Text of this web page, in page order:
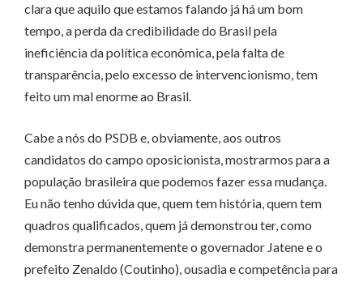
clara que aquilo que estamos falando já há um bom
tempo, a perda da credibilidade do Brasil pela
ineficiência da política econômica, pela falta de
transparência, pelo excesso de intervencionismo, tem
feito um mal enorme ao Brasil.
Cabe a nós do PSDB e, obviamente, aos outros
candidatos do campo oposicionista, mostrarmos para a
população brasileira que podemos fazer essa mudança.
Eu não tenho dúvida que, quem tem história, quem tem
quadros qualificados, quem já demonstrou ter, como
demonstra permanentemente o governador Jatene e o
prefeito Zenaldo (Coutinho), ousadia e competência para